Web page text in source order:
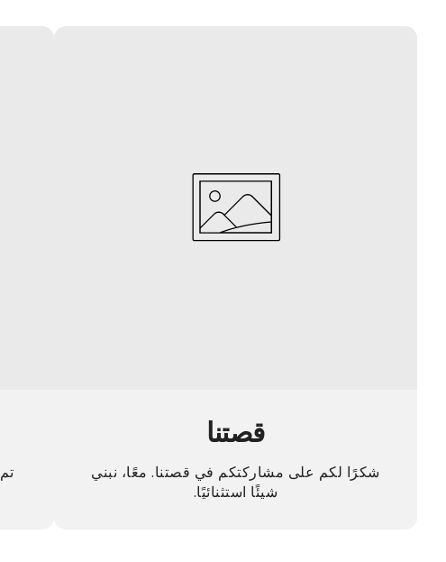
قصتنا
شكرًا لكم على مشاركتكم في قصتنا. معًا، نبني
شيئًا استثنائيًا.